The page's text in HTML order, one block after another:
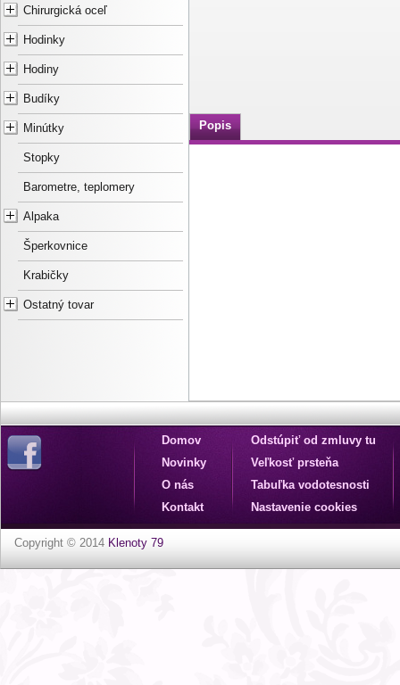
Chirurgická oceľ
Hodinky
Hodiny
Budíky
Minútky
Stopky
Barometre, teplomery
Alpaka
Šperkovnice
Krabičky
Ostatný tovar
Popis
Domov
Novinky
O nás
Kontakt
Odstúpiť od zmluvy tu
Veľkosť prsteňa
Tabuľka vodotesnosti
Nastavenie cookies
Copyright © 2014 Klenoty 79